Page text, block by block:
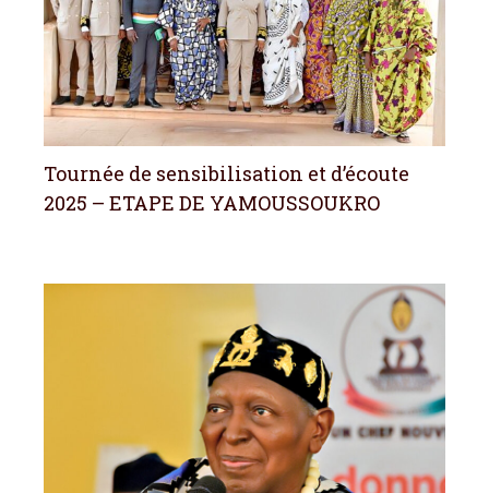
Tournée de sensibilisation et d’écoute
2025 – ETAPE DE YAMOUSSOUKRO